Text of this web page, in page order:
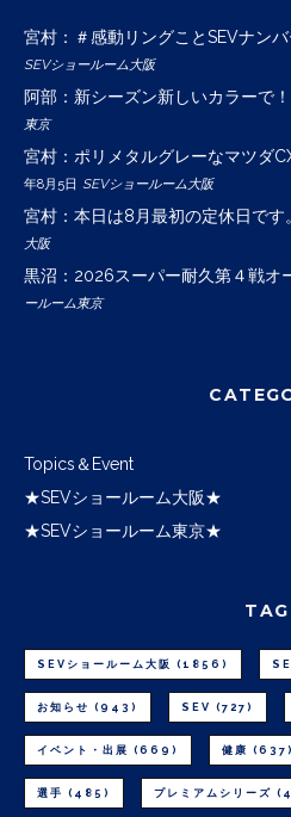
宮村：＃感動リングことSEVナン
SEVショールーム大阪
阿部：新シーズン新しいカラーで！
東京
宮村：ポリメタルグレーなマツダ
年8月5日 SEVショールーム大阪
宮村：本日は8月最初の定休日です。
大阪
黒沼：2026スーパー耐久第４戦オ
ールーム東京
Topics＆Event
★SEVショールーム大阪★
★SEVショールーム東京★
TAG
SEVショールーム大阪 (1856)
お知らせ (943) SEV (727)
イベント・出展 (669) 健康 (637)
選手 (485) プレミアムシリーズ